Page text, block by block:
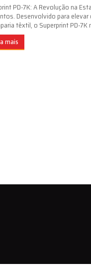
PD-7K: A Revolução na
Desenvolvido para elevar
têxtil, o Superprint PD-7K
mais